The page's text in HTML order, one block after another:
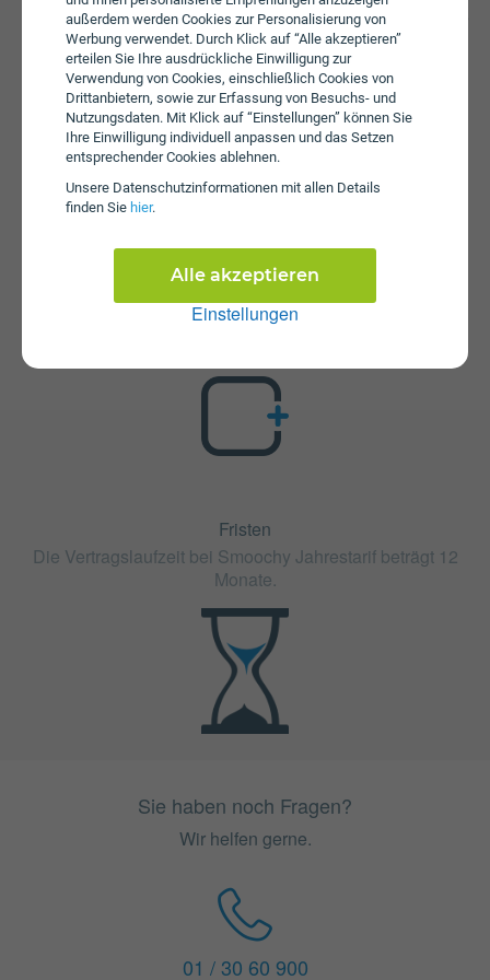
außerdem werden Cookies zur Personalisierung von
Werbung verwendet. Durch Klick auf “Alle akzeptieren”
erteilen Sie Ihre ausdrückliche Einwilligung zur
Verwendung von Cookies, einschließlich Cookies von
Drittanbietern, sowie zur Erfassung von Besuchs- und
Nutzungsdaten. Mit Klick auf “Einstellungen” können Sie
Ihre Einwilligung individuell anpassen und das Setzen
entsprechender Cookies ablehnen.
Unsere Daten­schutz­informationen mit allen Details
finden Sie hier.
Einstellungen
Alle akzeptieren
aufgebraucht ist können Sie mit 50 Mbit/s weitersurfen. Es
wird keine Servicepauschale erhoben.
Smoochy Jahrestarif ist mit verschiedenen
Zusatzangeboten erweiterbar. Mehr über kombinierbare
Zusatzprodukte erfahren Sie in unserm Handytarif-
Rechner. Dort können Sie den Tarif nach Belieben mit
Fristen
Die Vertragslaufzeit bei Smoochy Jahrestarif beträgt 12
Monate.
Sie haben noch Fragen?
Wir helfen gerne.
01 / 30 60 900